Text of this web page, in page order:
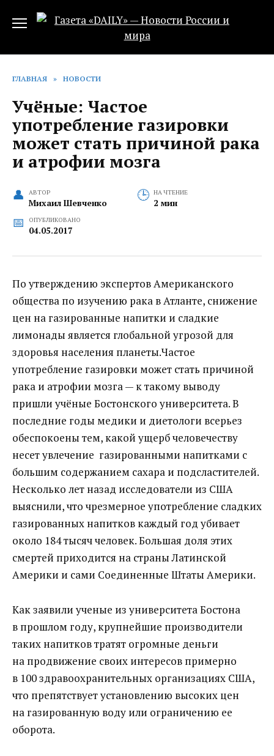
ГЛАВНАЯ » НОВОСТИ
Учёные: Частое
употребление газировки
может стать причиной рака
и атрофии мозга
АВТОР
Михаил Шевченко
НА ЧТЕНИЕ
2 мин
ОПУБЛИКОВАНО
04.05.2017
По утверждению экспертов Американского
общества по изучению рака в Атланте, снижение
цен на газированные напитки и сладкие
лимонады является глобальной угрозой для
здоровья населения планеты.Частое
употребление газировки может стать причиной
рака и атрофии мозга — к такому выводу
пришли учёные Бостонского университета. В
последние годы медики и диетологи всерьез
обеспокоены тем, какой ущерб человечеству
несет увлечение газированными напитками с
большим содержанием сахара и подсластителей.
Несколько лет назад исследователи из США
выяснили, что чрезмерное употребление сладких
газированных напитков каждый год убивает
около 184 тысяч человек. Большая доля этих
смертей приходится на страны Латинской
Америки и сами Соединенные Штаты Америки.
Как заявили ученые из университета Бостона
в прошлом году, крупнейшие производители
таких напитков тратят огромные деньги
на продвижение своих интересов примерно
в 100 здравоохранительных организациях США,
что препятствует установлению высоких цен
на газированную воду или ограничению ее
оборота.